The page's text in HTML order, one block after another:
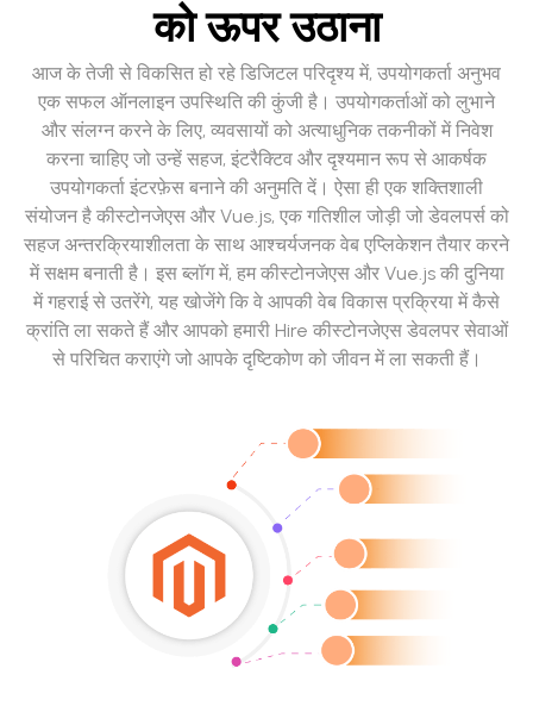
को ऊपर उठाना
आज के तेजी से विकसित हो रहे डिजिटल परिदृश्य में, उपयोगकर्ता अनुभव
एक सफल ऑनलाइन उपस्थिति की कुंजी है। उपयोगकर्ताओं को लुभाने
और संलग्न करने के लिए, व्यवसायों को अत्याधुनिक तकनीकों में निवेश
करना चाहिए जो उन्हें सहज, इंटरैक्टिव और दृश्यमान रूप से आकर्षक
उपयोगकर्ता इंटरफ़ेस बनाने की अनुमति दें। ऐसा ही एक शक्तिशाली
संयोजन है कीस्टोनजेएस और Vue.js, एक गतिशील जोड़ी जो डेवलपर्स को
सहज अन्तरक्रियाशीलता के साथ आश्चर्यजनक वेब एप्लिकेशन तैयार करने
में सक्षम बनाती है। इस ब्लॉग में, हम कीस्टोनजेएस और Vue.js की दुनिया
में गहराई से उतरेंगे, यह खोजेंगे कि वे आपकी वेब विकास प्रक्रिया में कैसे
क्रांति ला सकते हैं और आपको हमारी Hire कीस्टोनजेएस डेवलपर सेवाओं
से परिचित कराएंगे जो आपके दृष्टिकोण को जीवन में ला सकती हैं।